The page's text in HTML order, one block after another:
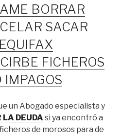
BORRAR
SACAR
FICHEROS
IMPAGOS
un Abogado especialista y
LA DEUDA si ya encontró a
de morosos para de